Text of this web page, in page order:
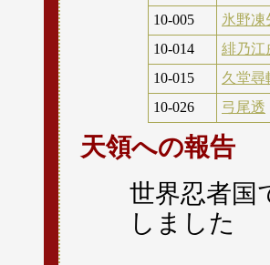
10-005
氷野凍
10-014
緋乃江
10-015
久堂尋
10-026
弓尾透
天領への報告
世界忍者国
しました